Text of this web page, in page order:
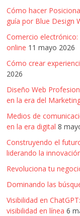
Cómo hacer
guía por Blue Design
Comercio
online 11 mayo 2026
Cómo crear
2026
Diseño Web
en la era del
Medios de
en la era digital 8
Construyendo el
liderando la
Revoluciona tu
Dominando las
Visibilidad en
visibilidad en línea 6